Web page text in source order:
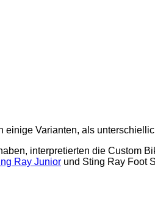
Varianten, als
interpretierten die Custom
Ray Junior und Sting Ray Foot